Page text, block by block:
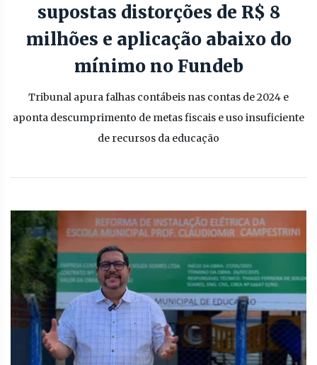
supostas distorções de R$ 8
milhões e aplicação abaixo do
mínimo no Fundeb
Tribunal apura falhas contábeis nas contas de 2024 e
aponta descumprimento de metas fiscais e uso insuficiente
de recursos da educação